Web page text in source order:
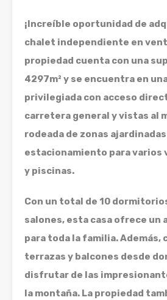
¡Increíble oportunidad de
chalet independiente en
propiedad cuenta con una
4297m² y se encuentra en
privilegiada con acceso
carretera general y vistas al
rodeada de zonas
estacionamiento para varios
y piscinas.
Con un total de 10
salones, esta casa ofrece un
para toda la familia. Además,
terrazas y balcones desde
disfrutar de las
la montaña. La propiedad